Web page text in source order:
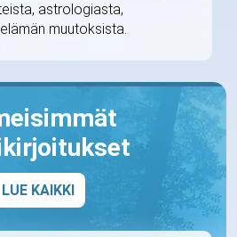
astrologiasta,
muutoksista.
LUE KAIKKI